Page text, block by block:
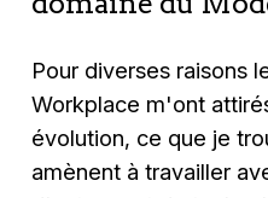
Pour diverses raisons
Workplace m'ont
évolution, ce que je
amènent à travailler